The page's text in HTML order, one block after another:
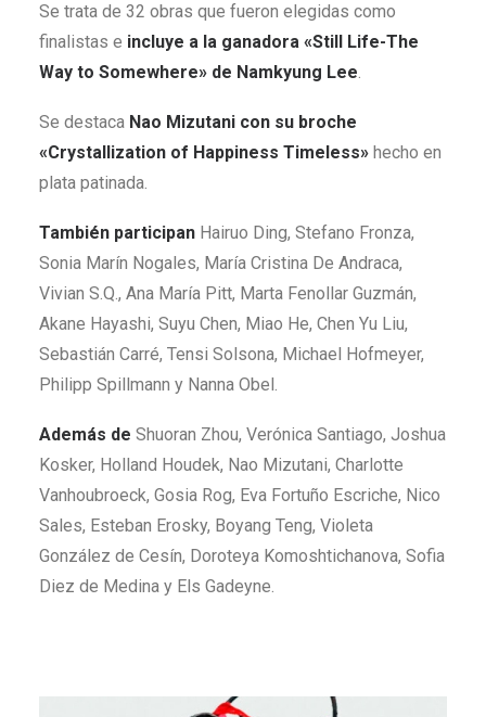
Se trata de 32 obras que fueron elegidas como
finalistas e incluye a la ganadora «Still Life-The
Way to Somewhere» de Namkyung Lee.
Se destaca Nao Mizutani con su broche
«Crystallization of Happiness Timeless» hecho en
plata patinada.
También participan Hairuo Ding, Stefano Fronza,
Sonia Marín Nogales, María Cristina De Andraca,
Vivian S.Q., Ana María Pitt, Marta Fenollar Guzmán,
Akane Hayashi, Suyu Chen, Miao He, Chen Yu Liu,
Sebastián Carré, Tensi Solsona, Michael Hofmeyer,
Philipp Spillmann y Nanna Obel.
Además de Shuoran Zhou, Verónica Santiago, Joshua
Kosker, Holland Houdek, Nao Mizutani, Charlotte
Vanhoubroeck, Gosia Rog, Eva Fortuño Escriche, Nico
Sales, Esteban Erosky, Boyang Teng, Violeta
González de Cesín, Doroteya Komoshtichanova, Sofia
Diez de Medina y Els Gadeyne.